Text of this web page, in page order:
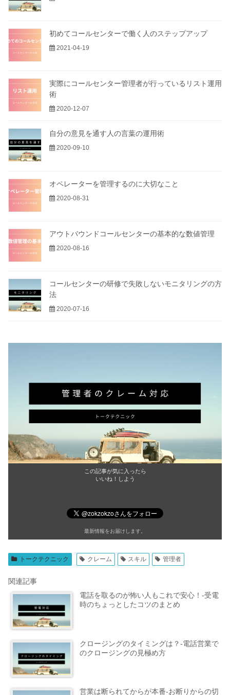
初めてコールセンターで働く人のステップアップ
2021-04-19
実際にコールセンター管理者が行っているリスト運用
術
2020-12-07
自分の意見を通す人の言葉の運用術
2020-09-10
オペレーターを管理するのに大切なこと
2020-08-31
アウトバウンドコールセンターの基本的な数値管理
2020-08-16
コールセンターの研修で失敗しないモニタリングの方
法
2020-07-16
この記事が気に入ったら
いいね！しよう
最新情報をお届けします。
トークテクニック クレーム スキル 管理者
関連記事
電話を取るのが怖い人もこれで安心！-受電
時のちょっとしたコツのまとめ
クロージングのタイミングは？-電話営業で
のクロージングの見極め方
営業は断られてからが本番-お断りからの切